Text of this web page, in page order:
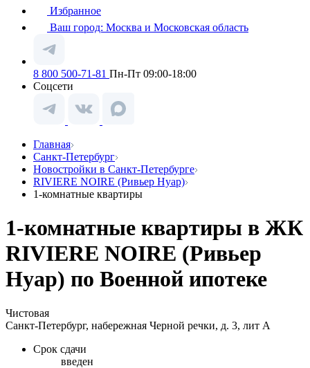
Избранное
Ваш город: Москва и Московская область
8 800 500-71-81 Пн-Пт 09:00-18:00
Соцсети
Главная
Санкт-Петербург
Новостройки в Санкт-Петербурге
RIVIERE NOIRE (Ривьер Нуар)
1-комнатные квартиры
1-комнатные квартиры в ЖК
RIVIERE NOIRE (Ривьер
Нуар) по Военной ипотеке
Чистовая
Санкт-Петербург, набережная Черной речки, д. 3, лит А
Срок сдачи
введен